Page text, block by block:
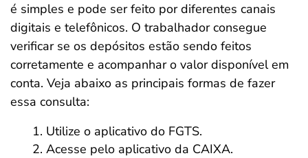
é simples e pode ser feito por diferentes canais
digitais e telefônicos. O trabalhador consegue
verificar se os depósitos estão sendo feitos
corretamente e acompanhar o valor disponível em
conta. Veja abaixo as principais formas de fazer
essa consulta:
Utilize o aplicativo do FGTS.
Acesse pelo aplicativo da CAIXA.